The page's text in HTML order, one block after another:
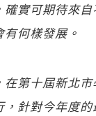
確實可期待來
何樣發展。
在第十屆新北
，針對今年度